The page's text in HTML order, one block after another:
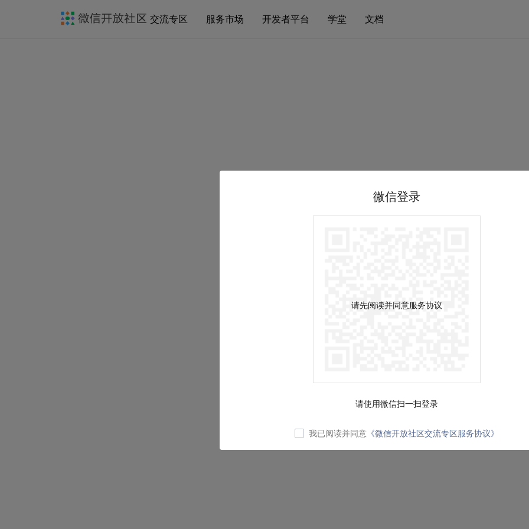
交流专区 服务市场 开发者平台 学堂 文档
微信登录
请先阅读并同意服务协议
请使用微信扫一扫登录
我已阅读并同意 《微信开放社区交流专区服务协议》